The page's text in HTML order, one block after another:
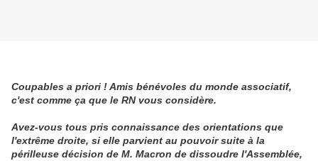
Coupables a priori ! Amis bénévoles du monde associatif,
c'est comme ça que le RN vous considère.
Avez-vous tous pris connaissance des orientations que
l'extrême droite, si elle parvient au pouvoir suite à la
périlleuse décision de M. Macron de dissoudre l'Assemblée,